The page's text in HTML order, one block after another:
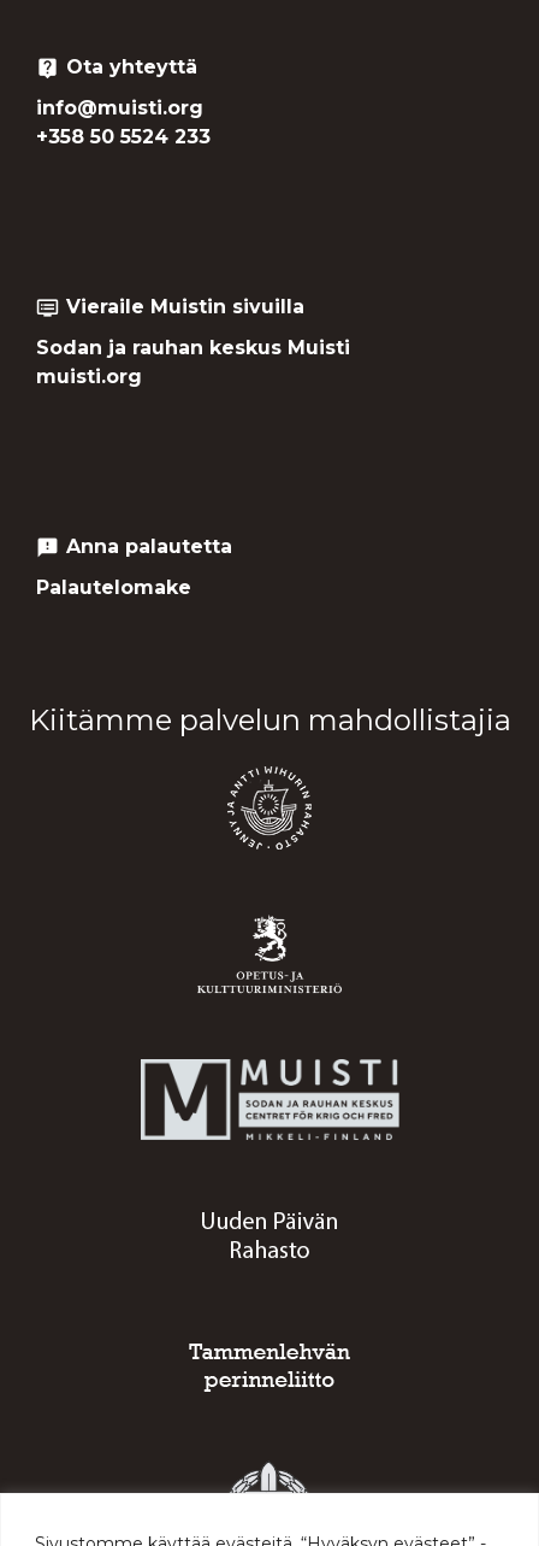
live_help Ota yhteyttä
info@muisti.org
+358 50 5524 233
dvr Vieraile Muistin sivuilla
Sodan ja rauhan keskus Muisti
muisti.org
feedback Anna palautetta
Palautelomake
Kiitämme palvelun mahdollistajia